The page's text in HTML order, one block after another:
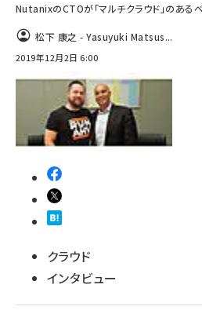
genai (1477)
abc123 (1352)
ai crunch (1348)
NutanixのCTOが「マルチクラウド」のある
松下 康之 - Yasuyuki Matsus...
2019年12月2日 6:00
クラウド
インタビュー